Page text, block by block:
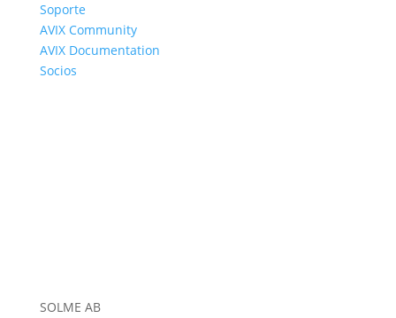
Soporte
AVIX Community
AVIX Documentation
Socios
SOLME AB